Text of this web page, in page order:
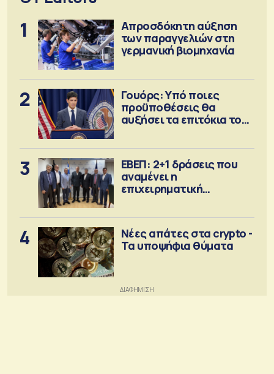
1
Απροσδόκητη αύξηση
των παραγγελιών στη
γερμανική βιομηχανία
2
Γουόρς: Υπό ποιες
προϋποθέσεις θα
αυξήσει τα επιτόκια τον
3
ΕΒΕΠ: 2+1 δράσεις που
αναμένει η
επιχειρηματική
4
Νέες απάτες στα crypto -
Τα υποψήφια θύματα